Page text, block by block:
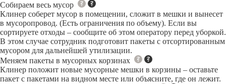
Собираем весь мусор
Клинер соберет мусор в помещении, сложит в мешки и вынесет
в мусоропровод. (Есть ограничения по объему). Если вы
сортируете отходы – сообщите об этом оператору перед уборкой.
В этом случае сотрудник подготовит пакеты с отсортированным
мусором для дальнейшей утилизации.
Меняем пакеты в мусорных корзинах
Клинер положит новые мусорные мешки в корзины – оставьте
пакет с пакетами на видном месте или объясните, где он лежит.